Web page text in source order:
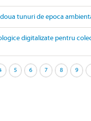
tunuri de epoca
digitalizate pentru
5 6 7 8 9